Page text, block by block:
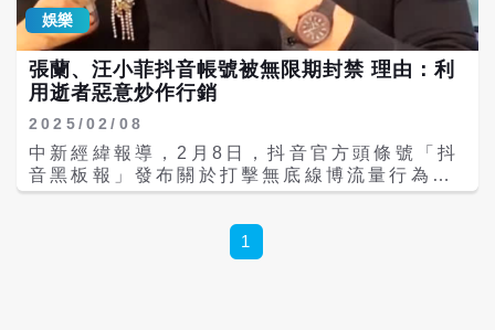
娛樂
張蘭、汪小菲抖音帳號被無限期封禁 理由：利
用逝者惡意炒作行銷
2025/02/08
中新經緯報導，2月8日，抖音官方頭條號「抖
音黑板報」發布關於打擊無底線博流量行為的
公告。公告內容如下： 公告稱，近期，徐熙媛
紛表達哀思悼念，希望逝者能夠安息。但也有
部分帳號借機炒作，發布謠言，違背公序良俗
1